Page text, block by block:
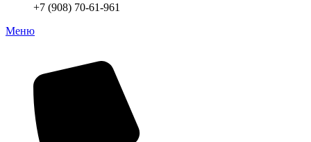
+7 (908) 70-61-961
Меню